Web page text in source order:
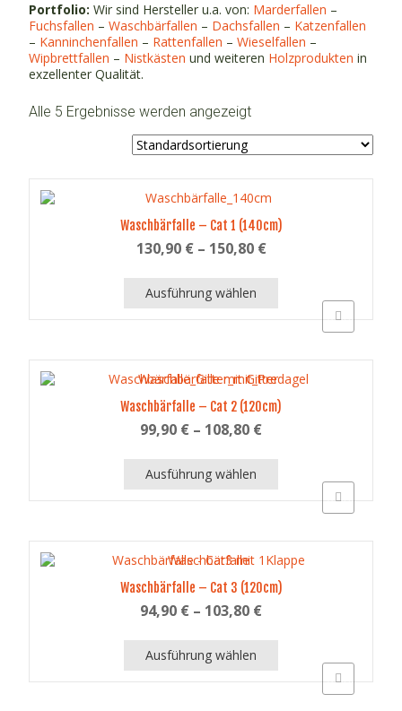
Portfolio: Wir sind Hersteller u.a. von: Marderfallen –
Fuchsfallen – Waschbärfallen – Dachsfallen – Katzenfallen
– Kanninchenfallen – Rattenfallen – Wieselfallen –
Wipbrettfallen – Nistkästen und weiteren Holzprodukten in
exzellenter Qualität.
Alle 5 Ergebnisse werden angezeigt
Waschbärfalle – Cat 1 (140cm)
130,90 €– 150,80 €
Ausführung wählen
Dieses
weist
mehrere
Varianten
Produktseite
Waschbärfalle – Cat 2 (120cm)
99,90 € – 108,80 €
Ausführung wählen
Dieses
weist
mehrere
Varianten
Produktseite
Waschbärfalle – Cat 3 (120cm)
94,90 € – 103,80 €
Ausführung wählen
Dieses